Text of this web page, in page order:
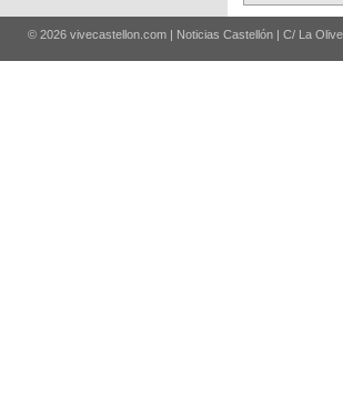
© 2026 vivecastellon.com | Noticias Castellón | C/ La